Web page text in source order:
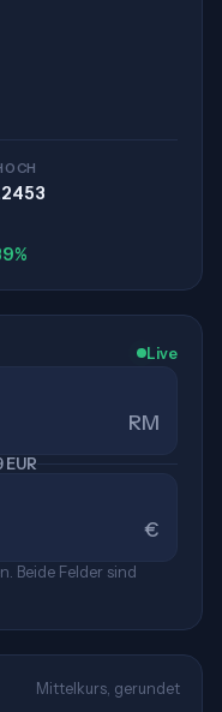
Live
RM
EUR
€
Beide Felder sind
Mittelkurs, gerundet